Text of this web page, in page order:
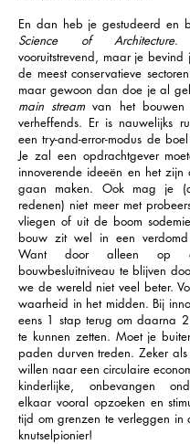
En dan heb je gestudeerd en
Science of Architecture.
vooruitstrevend, maar je bevind
de meest conservatieve
maar gewoon dan doe je al
main stream van het bouwen
verheffends. Er is nauwelijks
een try-and-error-modus de
Je zal een opdrachtgever
innoverende ideeën en het
gaan maken. Ook mag je
redenen) niet meer met
vliegen of uit de boom
bouw zit wel in een verdomd
Want door alleen op
bouwbesluitniveau te blijven
we de wereld niet veel beter.
waarheid in het midden. Bij
eens 1 stap terug om daarna
te kunnen zetten. Moet je
paden durven treden. Zeker
willen naar een circulaire
kinderlijke, onbevangen
elkaar vooral opzoeken en
tijd om grenzen te verleggen in
knutselpionier!